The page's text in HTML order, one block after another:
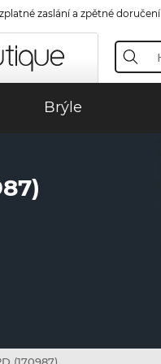
zaslání a zpětné doručení
Brýle